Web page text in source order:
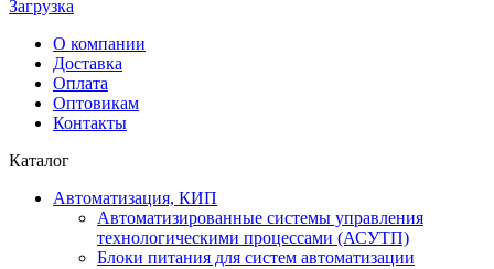
Загрузка
О компании
Доставка
Оплата
Оптовикам
Контакты
Каталог
Автоматизация, КИП
Автоматизированные системы управления
технологическими процессами (АСУТП)
Блоки питания для систем автоматизации